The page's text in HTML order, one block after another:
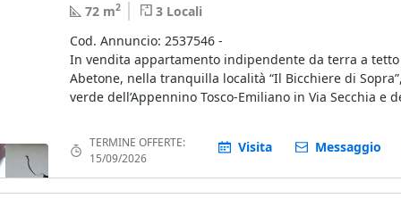
Superficie commerciale totale: 116,61 mq
Abitazione, logge e cantina: 110,94 mq
Posto auto coperto: 18,90 mq
Il tutto come meglio descritto nelle perizie dell’Arch.
e dell’Arch. Tridenti (Bene 37).
72 m2 3 Locali
Cod. Annuncio: 2537546 -
In vendita appartamento indipendente da terra a
Abetone, nella tranquilla località “Il Bicchiere di
verde dell’Appennino Tosco-Emiliano in Via Secchia e
TERMINE OFFERTE:
15/09/2026
Visita Messaggio